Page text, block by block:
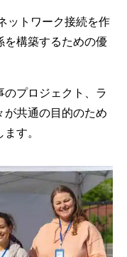
ットワーク接続を作
を構築するための優
のプロジェクト、ラ
が共通の目的のため
す。